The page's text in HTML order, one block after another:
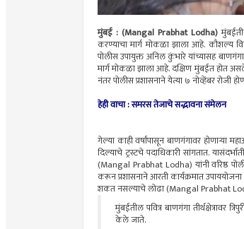
मुंबई : (Mangal Prabhat Lodha)
करण्याचा मार्ग मोकळा झाला आहे. कौशल्य
पोलीस उपायुक्त अनिल कुंभारे यांच्यासह
मार्ग मोकळा झाला आहे. दक्षिण मुंबईत होत
नंतर पोलीस प्रशासनाने येत्या ७ नोव्हेंबर रोजी
हेही वाचा :समरस तेजाचे सद्भावना संमेलन
गेल्या काही वर्षांपासून बाणगंगावर होणाऱ्या
दिल्याचे ट्रस्टचे पदाधिकारी सांगतात.
(Mangal Prabhat Lodha) यांनी वरिष्ठ
करून प्रशासनाने आरती कार्यक्रमात
शकत नसल्याचे लोढा (Mangal Prabhat
मुंबईतील पवित्र बाणगंगा तीर्थक्षेत्रावर
केले जाते.